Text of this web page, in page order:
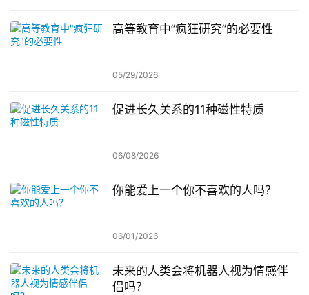
高等教育中”疯狂研究”的必要性
05/29/2026
促进长久关系的11种磁性特质
06/08/2026
你能爱上一个你不喜欢的人吗？
06/01/2026
未来的人类会将机器人视为情感伴
侣吗？